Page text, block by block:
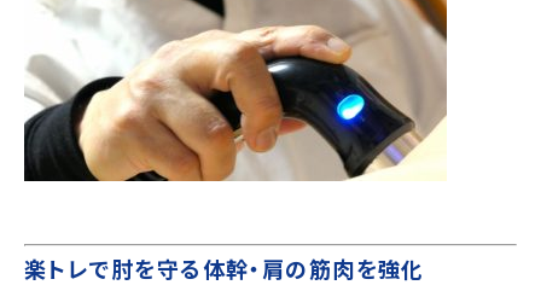
楽トレで肘を守る体幹・肩の筋肉を強化